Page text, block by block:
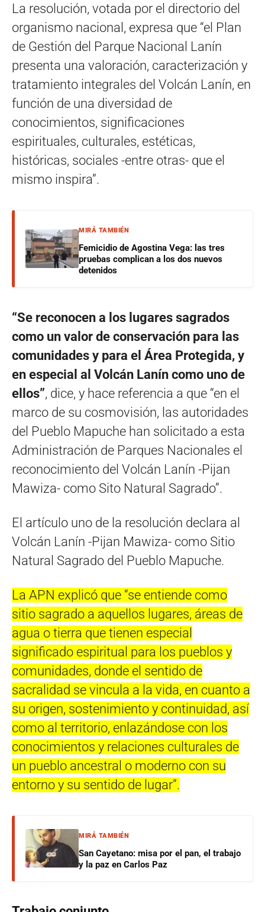
La resolución, votada por el directorio del
organismo nacional, expresa que “el Plan
de Gestión del Parque Nacional Lanín
presenta una valoración, caracterización y
tratamiento integrales del Volcán Lanín, en
función de una diversidad de
conocimientos, significaciones
espirituales, culturales, estéticas,
históricas, sociales -entre otras- que el
mismo inspira”.
MIRÁ TAMBIÉN
Femicidio de Agostina Vega: las tres
pruebas complican a los dos nuevos
detenidos
“Se reconocen a los lugares sagrados
como un valor de conservación para las
comunidades y para el Área Protegida, y
en especial al Volcán Lanín como uno de
ellos”, dice, y hace referencia a que “en el
marco de su cosmovisión, las autoridades
del Pueblo Mapuche han solicitado a esta
Administración de Parques Nacionales el
reconocimiento del Volcán Lanín -Pijan
Mawiza- como Sito Natural Sagrado”.
El artículo uno de la resolución declara al
Volcán Lanín -Pijan Mawiza- como Sitio
Natural Sagrado del Pueblo Mapuche.
La APN explicó que “se entiende como
sitio sagrado a aquellos lugares, áreas de
agua o tierra que tienen especial
significado espiritual para los pueblos y
comunidades, donde el sentido de
sacralidad se vincula a la vida, en cuanto a
su origen, sostenimiento y continuidad, así
como al territorio, enlazándose con los
conocimientos y relaciones culturales de
un pueblo ancestral o moderno con su
entorno y su sentido de lugar”.
MIRÁ TAMBIÉN
San Cayetano: misa por el pan, el trabajo
y la paz en Carlos Paz